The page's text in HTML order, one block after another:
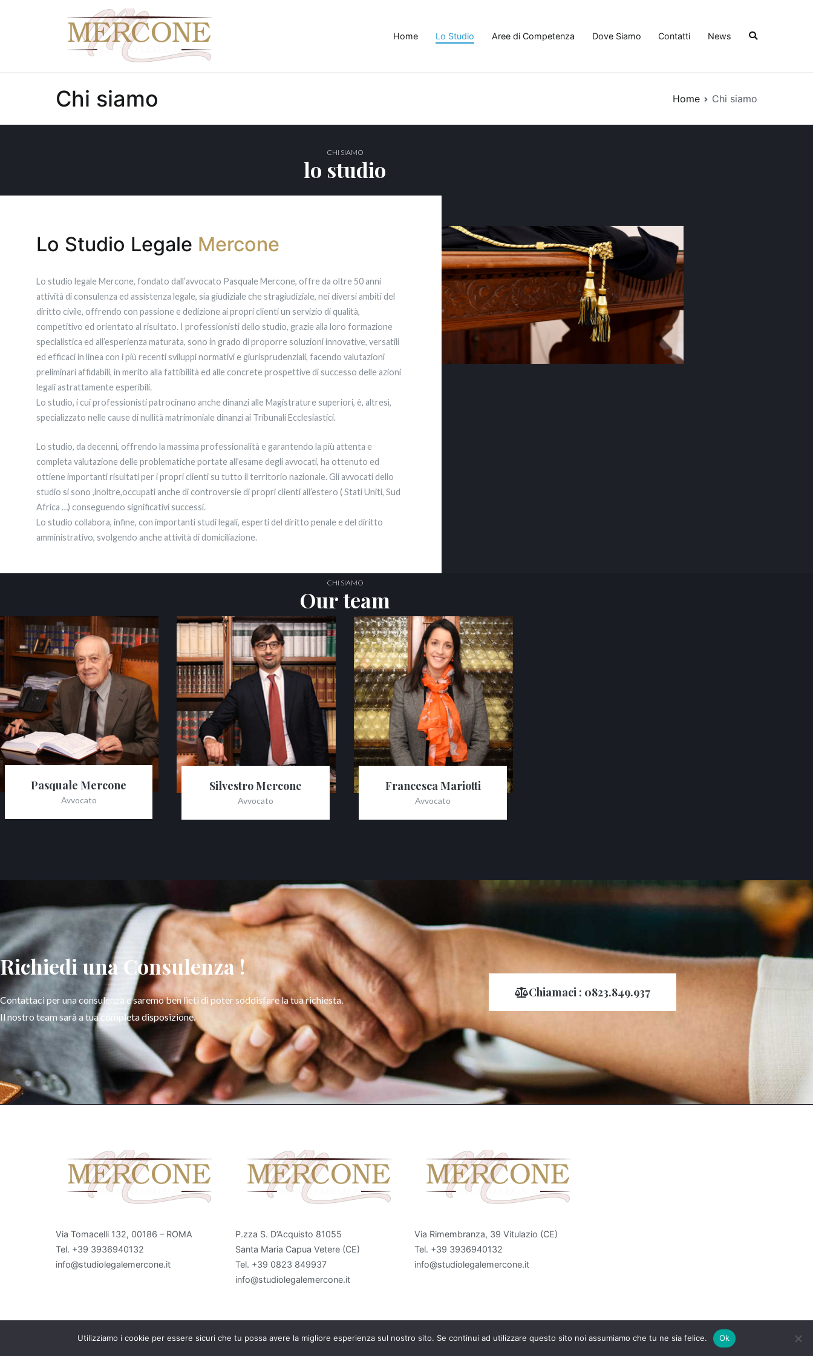
studio legale mercone avvocati a santa maria capua vetere
Home Lo Studio Aree di Competenza Dove Siamo Contatti News
Chi siamo Home Chi siamo
CHI SIAMO
lo studio
Lo Studio Legale Mercone
Lo studio legale Mercone, fondato dall’avvocato Pasquale Mercone, offre da oltre 50 anni
attività di consulenza ed assistenza legale, sia giudiziale che stragiudiziale, nei diversi ambiti del
diritto civile, offrendo con passione e dedizione ai propri clienti un servizio di qualità,
competitivo ed orientato al risultato. I professionisti dello studio, grazie alla loro formazione
specialistica ed all’esperienza maturata, sono in grado di proporre soluzioni innovative, versatili
ed efficaci in linea con i più recenti sviluppi normativi e giurisprudenziali, facendo valutazioni
preliminari affidabili, in merito alla fattibilità ed alle concrete prospettive di successo delle azioni
legali astrattamente esperibili.
Lo studio, i cui professionisti patrocinano anche dinanzi alle Magistrature superiori, è, altresì,
specializzato nelle cause di nullità matrimoniale dinanzi ai Tribunali Ecclesiastici.
Lo studio, da decenni, offrendo la massima professionalità e garantendo la più attenta e
completa valutazione delle problematiche portate all’esame degli avvocati, ha ottenuto ed
ottiene importanti risultati per i propri clienti su tutto il territorio nazionale. Gli avvocati dello
studio si sono ,inoltre,occupati anche di controversie di propri clienti all’estero ( Stati Uniti, Sud
Africa …) conseguendo significativi successi.
Lo studio collabora, infine, con importanti studi legali, esperti del diritto penale e del diritto
amministrativo, svolgendo anche attività di domiciliazione.
CHI SIAMO
Our team
Pasquale Mercone
Avvocato
Silvestro Mercone
Avvocato
Francesca Mariotti
Avvocato
Richiedi una Consulenza​ !
Contattaci per una consulenza e saremo ben lieti di poter soddisfare la tua richiesta.
Il nostro team sarà a tua completa disposizione.
Chiamaci : 0823.849.937
Via Tomacelli 132, 00186 – ROMA
Tel. +39 3936940132
info@studiolegalemercone.it
P.zza S. D’Acquisto 81055
Santa Maria Capua Vetere (CE)
Tel. +39 0823 849937
info@studiolegalemercone.it
Via Rimembranza, 39 Vitulazio (CE)
Tel. +39 3936940132
info@studiolegalemercone.it
Copyright © 2026 Studio Legale Mercone. Powered byWebproject A.R.
Utilizziamo i cookie per essere sicuri che tu possa avere la migliore esperienza sul nostro sito. Se continui ad utilizzare questo sito noi assumiamo che tu ne sia felice. Ok